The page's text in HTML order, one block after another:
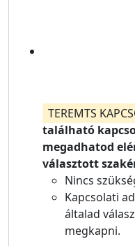
TEREMTS
található
megadhatod
választott
Nincs
Kapcsolati
általad
megkapni.